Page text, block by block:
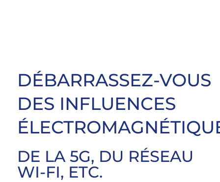
DÉBARRASSEZ-VOUS
DES INFLUENCES
DE LA 5G, DU RÉSEAU
WI-FI, ETC.